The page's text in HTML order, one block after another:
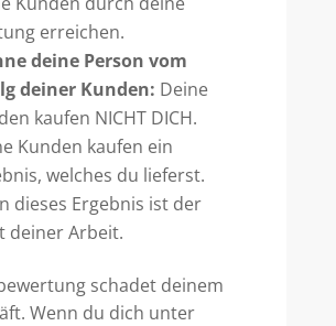
erreichen.
deine Person vom
deiner Kunden: Deine
kaufen NICHT DICH.
Kunden kaufen ein
welches du lieferst.
dieses Ergebnis ist der
deiner Arbeit.
schadet deinem
Wenn du dich unter